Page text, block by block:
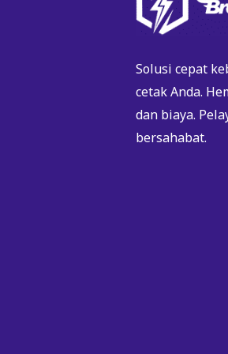
Solusi cepat
cetak Anda.
dan biaya.
bersahabat.